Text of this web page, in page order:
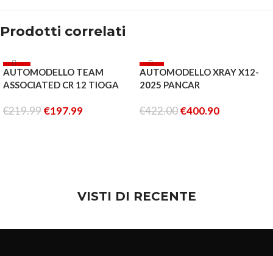
Prodotti correlati
-10%
ESAURITO
AUTOMODELLO TEAM
ASSOCIATED CR 12 TIOGA
AND BLUE
€219.99€197.99
-5%
ESAURITO
AUTOMODELLO XRAY X12-
2025 PANCAR
€422.00€400.90
VISTI DI RECENTE